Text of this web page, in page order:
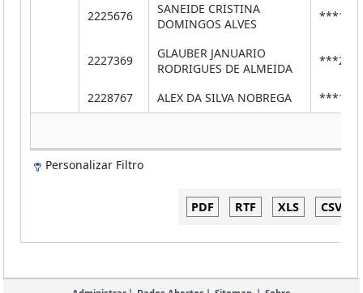
2225676
SANEIDE CRISTINA
DOMINGOS ALVES
2227369
GLAUBER JANUARIO
RODRIGUES DE ALMEIDA
2228767 ALEX DA SILVA NOBREGA
Personalizar Filtro